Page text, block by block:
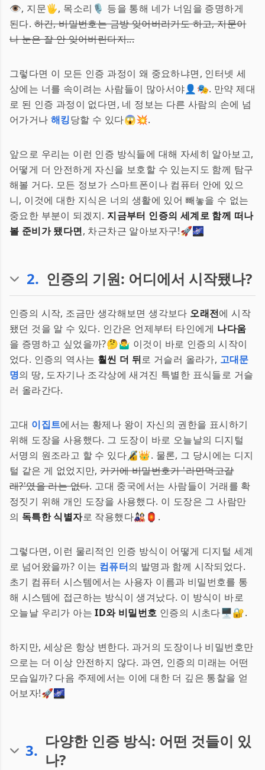
👁, 지문🖐, 목소리🎙 등을 통해 네가 너임을 증명하게
된다.하긴, 비밀번호는 금방 잊어버리기도 하고, 지문이
나 눈은 잘 안 잊어버린다지...
그렇다면 이 모든 인증 과정이 왜 중요하냐면, 인터넷 세
상에는 너를 속이려는 사람들이 많아서야👤🎭. 만약 제대
로 된 인증 과정이 없다면, 네 정보는 다른 사람의 손에 넘
어가거나 해킹당할 수 있다😱💥.
앞으로 우리는 이런 인증 방식들에 대해 자세히 알아보고,
어떻게 더 안전하게 자신을 보호할 수 있는지도 함께 탐구
해볼 거다. 모든 정보가 스마트폰이나 컴퓨터 안에 있으
니, 이것에 대한 지식은 너의 생활에 있어 빼놓을 수 없는
중요한 부분이 되겠지. 지금부터 인증의 세계로 함께 떠나
볼 준비가 됐다면, 차근차근 알아보자구!🚀🌌
2. 인증의 기원: 어디에서 시작됐나?
인증의 시작, 조금만 생각해보면 생각보다 오래전에 시작
됐던 것을 알 수 있다. 인간은 언제부터 타인에게 나다움
을 증명하고 싶었을까?🤔🤷‍♂️ 이것이 바로 인증의 시작이
었다. 인증의 역사는 훨씬 더 뒤로 거슬러 올라가, 고대문
명의 땅, 도자기나 조각상에 새겨진 특별한 표식들로 거슬
러 올라간다.
고대 이집트에서는 황제나 왕이 자신의 권한을 표시하기
위해 도장을 사용했다. 그 도장이 바로 오늘날의 디지털
서명의 원조라고 할 수 있다🔏👑. 물론, 그 당시에는 디지
털 같은 게 없었지만,거기에 비밀번호가 '라면먹고갈
래?'였을 리는 없다. 고대 중국에서는 사람들이 거래를 확
정짓기 위해 개인 도장을 사용했다. 이 도장은 그 사람만
의 독특한 식별자로 작용했다🎎🏮.
그렇다면, 이런 물리적인 인증 방식이 어떻게 디지털 세계
로 넘어왔을까? 이는 컴퓨터의 발명과 함께 시작되었다.
초기 컴퓨터 시스템에서는 사용자 이름과 비밀번호를 통
해 시스템에 접근하는 방식이 생겨났다. 이 방식이 바로
오늘날 우리가 아는ID와 비밀번호 인증의 시초다🖥️🔐.
하지만, 세상은 항상 변한다. 과거의 도장이나 비밀번호만
으로는 더 이상 안전하지 않다. 과연, 인증의 미래는 어떤
모습일까? 다음 주제에서는 이에 대한 더 깊은 통찰을 얻
어보자!🚀🌌
3. 다양한 인증 방식: 어떤 것들이 있
나?